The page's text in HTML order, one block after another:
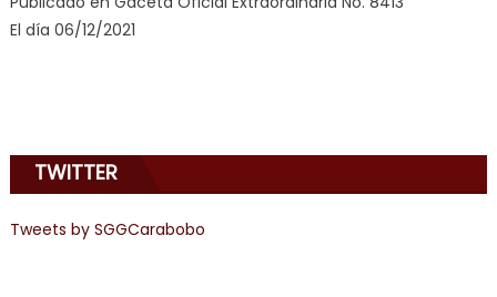
El día 06/12/2021
TWITTER
Tweets by SGGCarabobo